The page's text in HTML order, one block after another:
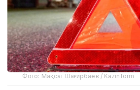
Фото: Мақсат Шағирбаев / Kazinform